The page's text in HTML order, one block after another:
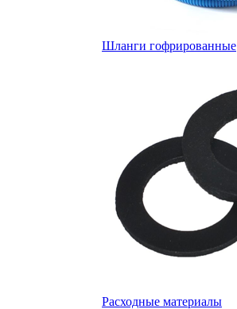
Шланги гофрированные
Расходные материалы